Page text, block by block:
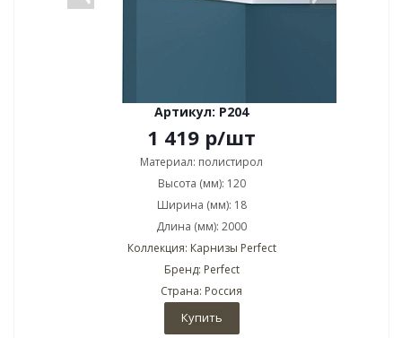
Артикул: P204
1 419 р/шт
Материал: полистирол
Высота (мм): 120
Ширина (мм): 18
Длина (мм): 2000
Коллекция: Карнизы Perfect
Бренд: Perfect
Страна: Россия
Купить